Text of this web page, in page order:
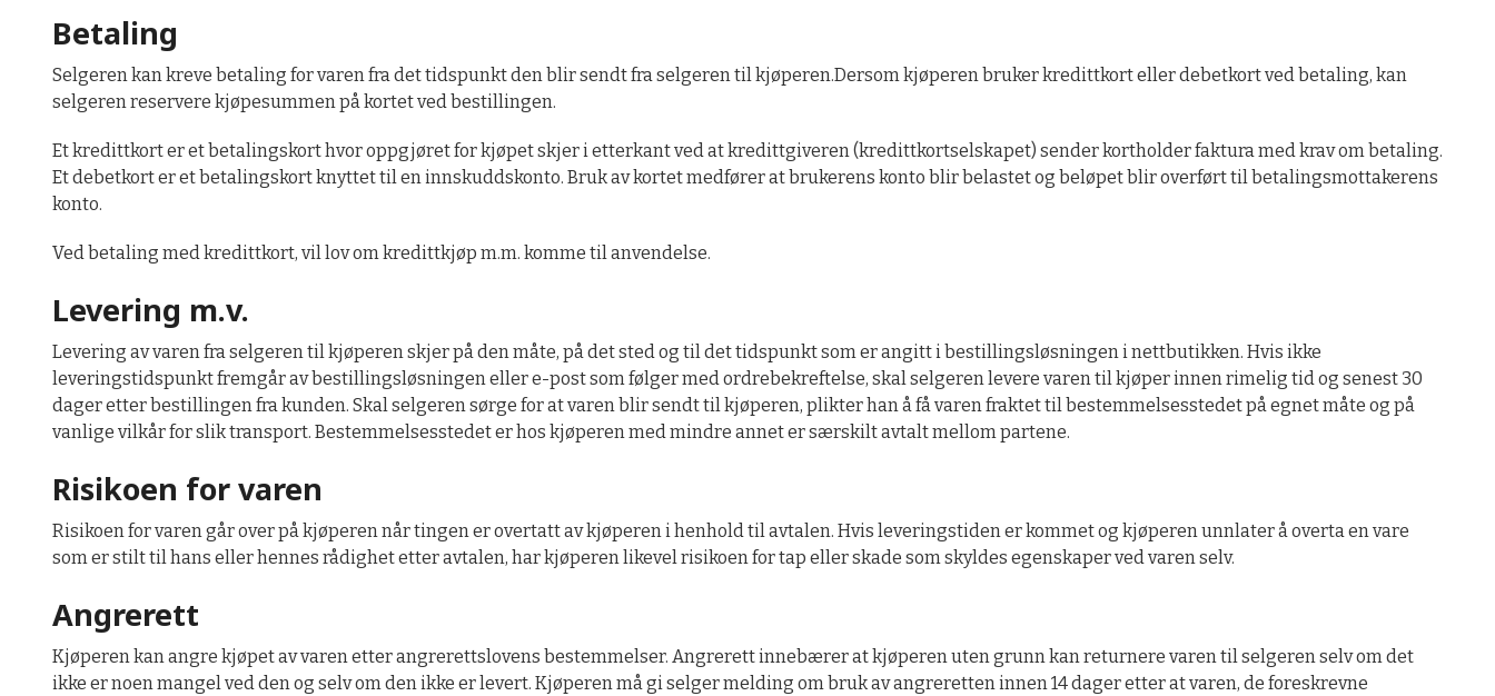
Betaling
Selgeren kan kreve betaling for varen fra det tidspunkt den blir sendt fra selgeren til kjøperen.Dersom kjøperen bruker kredittkort eller debetkort ved betaling, kan
selgeren reservere kjøpesummen på kortet ved bestillingen.
Et kredittkort er et betalingskort hvor oppgjøret for kjøpet skjer i etterkant ved at kredittgiveren (kredittkortselskapet) sender kortholder faktura med krav om betaling.
Et debetkort er et betalingskort knyttet til en innskuddskonto. Bruk av kortet medfører at brukerens konto blir belastet og beløpet blir overført til betalingsmottakerens
konto.
Ved betaling med kredittkort, vil lov om kredittkjøp m.m. komme til anvendelse.
Levering m.v.
Levering av varen fra selgeren til kjøperen skjer på den måte, på det sted og til det tidspunkt som er angitt i bestillingsløsningen i nettbutikken. Hvis ikke
leveringstidspunkt fremgår av bestillingsløsningen eller e-post som følger med ordrebekreftelse, skal selgeren levere varen til kjøper innen rimelig tid og senest 30
dager etter bestillingen fra kunden. Skal selgeren sørge for at varen blir sendt til kjøperen, plikter han å få varen fraktet til bestemmelsesstedet på egnet måte og på
vanlige vilkår for slik transport. Bestemmelsesstedet er hos kjøperen med mindre annet er særskilt avtalt mellom partene.
Risikoen for varen
Risikoen for varen går over på kjøperen når tingen er overtatt av kjøperen i henhold til avtalen. Hvis leveringstiden er kommet og kjøperen unnlater å overta en vare
som er stilt til hans eller hennes rådighet etter avtalen, har kjøperen likevel risikoen for tap eller skade som skyldes egenskaper ved varen selv.
Angrerett
Kjøperen kan angre kjøpet av varen etter angrerettslovens bestemmelser. Angrerett innebærer at kjøperen uten grunn kan returnere varen til selgeren selv om det
ikke er noen mangel ved den og selv om den ikke er levert. Kjøperen må gi selger melding om bruk av angreretten innen 14 dager etter at varen, de foreskrevne